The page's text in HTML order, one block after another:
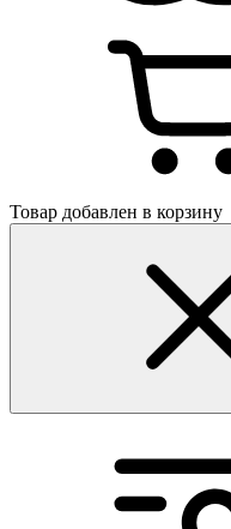
Товар добавлен в корзину